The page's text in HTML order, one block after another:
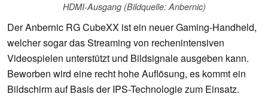
HDMI-Ausgang (Bildquelle: Anbernic)
Der Anbernic RG CubeXX ist ein neuer Gaming-Handheld,
welcher sogar das Streaming von rechenintensiven
Videospielen unterstützt und Bildsignale ausgeben kann.
Beworben wird eine recht hohe Auflösung, es kommt ein
Bildschirm auf Basis der IPS-Technologie zum Einsatz.